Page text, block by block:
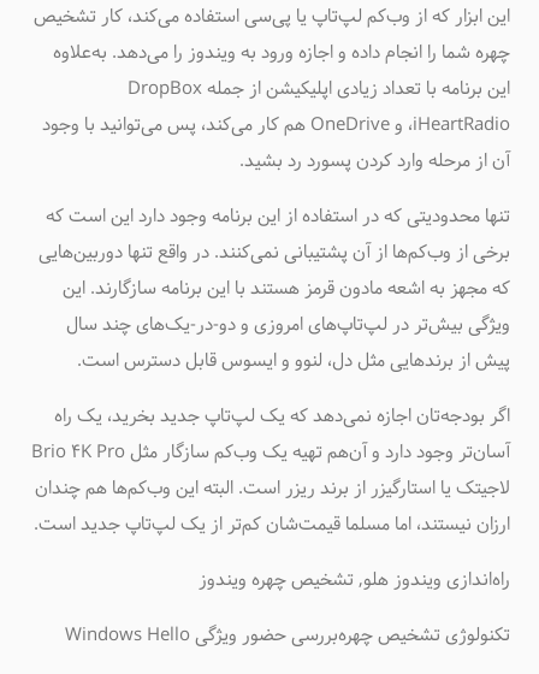
این ابزار که از وب‌کم لپ‌تاپ یا پی‌سی استفاده می‌کند، کار تشخیص
چهره شما را انجام داده و اجازه ورود به ویندوز را می‌دهد. به‌علاوه
این برنامه با تعداد زیادی اپلیکیشن از جمله DropBox
،iHeartRadio و OneDrive هم کار می‌کند، پس می‌توانید با وجود
آن از مرحله وارد کردن پسورد رد بشید.
تنها محدودیتی که در استفاده از این برنامه وجود دارد این است که
برخی از وب‌کم‌ها از آن پشتیبانی نمی‌کنند. در واقع تنها دوربین‌هایی
که مجهز به اشعه مادون قرمز هستند با این برنامه سازگارند. این
ویژگی بیش‌تر در لپ‌تاپ‌های امروزی و دو-در-یک‌های چند سال
پیش از برندهایی مثل دل، لنوو و ایسوس قابل دسترس است.
اگر بودجه‌تان اجازه نمی‌دهد که یک لپ‌تاپ جدید بخرید، یک راه
آسان‌تر وجود دارد و آن‌هم تهیه یک وب‌کم سازگار مثل Brio 4K Pro
لاجیتک یا استارگیزر از برند ریزر است. البته این وب‌کم‌ها هم چندان
ارزان نیستند، اما مسلما قیمت‌شان کم‌تر از یک لپ‌تاپ جدید است.
راه‌اندازی ویندوز هلو, تشخیص چهره ویندوز
تکنولوژی تشخیص چهرهبررسی حضور ویژگی Windows Hello